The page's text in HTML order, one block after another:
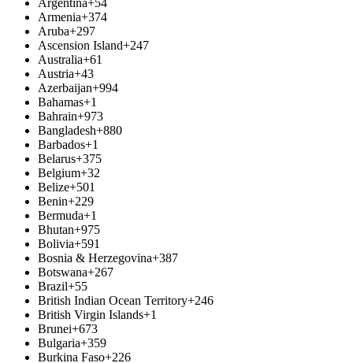
Argentina+54
Armenia+374
Aruba+297
Ascension Island+247
Australia+61
Austria+43
Azerbaijan+994
Bahamas+1
Bahrain+973
Bangladesh+880
Barbados+1
Belarus+375
Belgium+32
Belize+501
Benin+229
Bermuda+1
Bhutan+975
Bolivia+591
Bosnia & Herzegovina+387
Botswana+267
Brazil+55
British Indian Ocean Territory+246
British Virgin Islands+1
Brunei+673
Bulgaria+359
Burkina Faso+226